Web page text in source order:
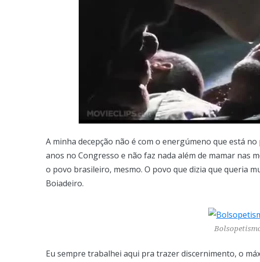
A minha decepção não é com o energúmeno que está
anos no Congresso e não faz nada além de mamar nas
o povo brasileiro, mesmo. O povo que dizia que queria
Boiadeiro.
Eu sempre trabalhei aqui pra trazer discernimento, o